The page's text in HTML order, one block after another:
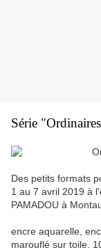
Série
Des petits formats
1 au 7 avril 2019 à
PAMADOU à
encre aquarelle,
marouflé sur toile.